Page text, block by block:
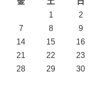
1
2
7 8
9
14 15
16
21 22
23
28 29
30